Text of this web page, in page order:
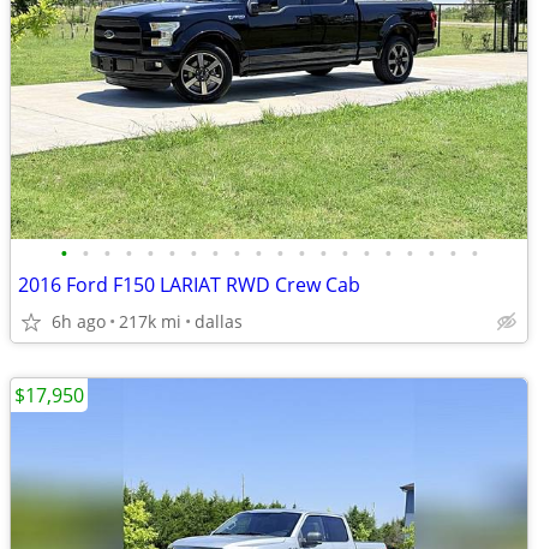
• • • • • • • • • • • • • • • • • • • •
2016 Ford F150 LARIAT RWD Crew Cab
6h ago 217k mi dallas
$17,950